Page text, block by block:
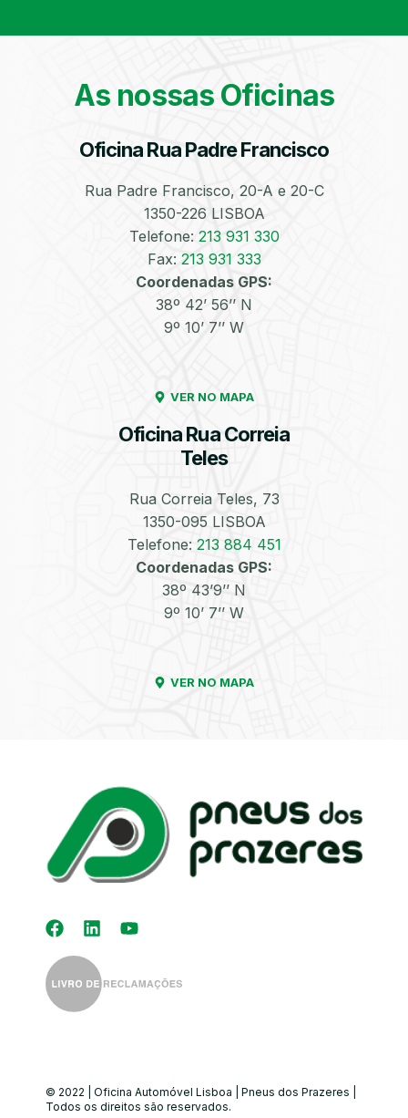
As nossas Oficinas
Oficina Rua Padre Francisco
Rua Padre Francisco, 20-A e 20-C
1350-226 LISBOA
Telefone: 213 931 330
Fax: 213 931 333
Coordenadas GPS:
38º 42’ 56’’ N
9º 10’ 7’’ W
VER NO MAPA
Oficina Rua Correia
Teles
Rua Correia Teles, 73
1350-095 LISBOA
Telefone: 213 884 451
Coordenadas GPS:
38º 43’9’’ N
9º 10’ 7’’ W
VER NO MAPA
© 2022 | Oficina Automóvel Lisboa | Pneus dos Prazeres |
Todos os direitos são reservados.
Bate-Chapas
Higienização e
Automóvel
Equilibragem das
Rodas
Desempeno de
Jantes
Kit Distribuição
Diagnóstico